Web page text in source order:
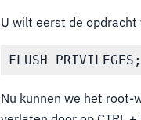
U wilt eerst de
Nu kunnen we het root-